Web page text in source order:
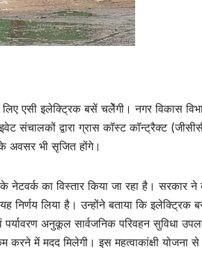
एसी इलेक्टि्रक बसें चलेेंगी। नगर विकास
संचालकों द्वारा ग्रास कॉस्ट कॉन्ट्रैक्ट
अवसर भी सृजित होंगे।
नेटवर्क का विस्तार किया जा रहा है। सरकार ने
निर्णय लिया है। उन्होंने बताया कि इलेक्ट्रिक
अनुकूल सार्वजनिक परिवहन सुविधा
में मदद मिलेगी। इस महत्वाकांक्षी योजना से